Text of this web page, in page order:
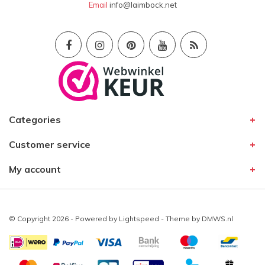
was te krap. Na telefonisch overleg en een foto
via WhatsApp werd het prima opgepakt en
afgehandeld. Heel plezierig
Email info@laimbock.net
Categories
Customer service
My account
© Copyright 2026 - Powered by Lightspeed - Theme by DMWS.nl